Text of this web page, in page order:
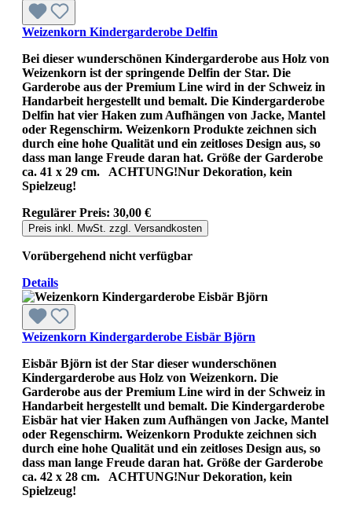
Weizenkorn Kindergarderobe Delfin
Bei dieser wunderschönen Kindergarderobe aus Holz von
Weizenkorn ist der springende Delfin der Star. Die
Garderobe aus der Premium Line wird in der Schweiz in
Handarbeit hergestellt und bemalt. Die Kindergarderobe
Delfin hat vier Haken zum Aufhängen von Jacke, Mantel
oder Regenschirm. Weizenkorn Produkte zeichnen sich
durch eine hohe Qualität und ein zeitloses Design aus, so
dass man lange Freude daran hat. Größe der Garderobe
ca. 41 x 29 cm. ACHTUNG!Nur Dekoration, kein
Spielzeug!
Regulärer Preis: 30,00 €
Preis inkl. MwSt. zzgl. Versandkosten
Vorübergehend nicht verfügbar
Details
Weizenkorn Kindergarderobe Eisbär Björn
Eisbär Björn ist der Star dieser wunderschönen
Kindergarderobe aus Holz von Weizenkorn. Die
Garderobe aus der Premium Line wird in der Schweiz in
Handarbeit hergestellt und bemalt. Die Kindergarderobe
Eisbär hat vier Haken zum Aufhängen von Jacke, Mantel
oder Regenschirm. Weizenkorn Produkte zeichnen sich
durch eine hohe Qualität und ein zeitloses Design aus, so
dass man lange Freude daran hat. Größe der Garderobe
ca. 42 x 28 cm. ACHTUNG!Nur Dekoration, kein
Spielzeug!